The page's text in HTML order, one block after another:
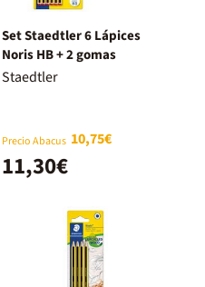
Set Staedtler 6 Lápices
Noris HB + 2 gomas
Staedtler
Precio Abacus 10,75€
11,30€